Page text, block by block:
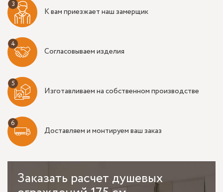
К вам приезжает наш замерщик
Согласовываем изделия
Изготавливаем на собственном производстве
Доставляем и монтируем ваш заказ
Заказать расчет душевых